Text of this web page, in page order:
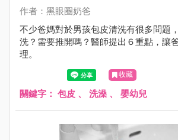
作者：黑眼圈奶爸
不少爸媽對於男孩包皮清洗有很多問題
洗？需要推開嗎？醫師提出６重點，讓
理。
收藏
關鍵字： 包皮 、 洗澡 、 嬰幼兒